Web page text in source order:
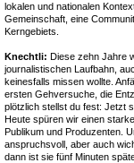
lokalen und nationalen
Gemeinschaft, eine
Kerngebiets.
Knechtli: Diese zehn Jahre
journalistischen Laufbahn,
keinesfalls missen wollte.
ersten Gehversuche, die
plötzlich stellst du fest: Jetzt
Heute spüren wir einen
Publikum und Produzenten.
anspruchsvoll, aber auch
dann ist sie fünf Minuten